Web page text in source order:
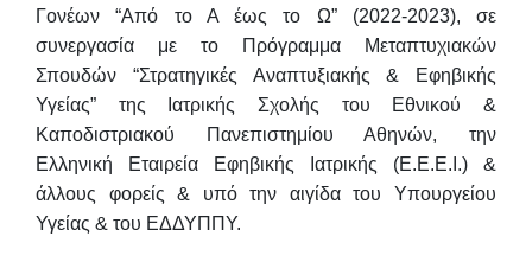
Γονέων “Από το Α έως το Ω” (2022-2023), σε
συνεργασία με το Πρόγραμμα Μεταπτυχιακών
Σπουδών “Στρατηγικές Αναπτυξιακής & Εφηβικής
Υγείας” της Ιατρικής Σχολής του Εθνικού &
Καποδιστριακού Πανεπιστημίου Αθηνών, την
Ελληνική Εταιρεία Εφηβικής Ιατρικής (Ε.Ε.Ε.Ι.) &
άλλους φορείς & υπό την αιγίδα του Υπουργείου
Υγείας & του ΕΔΔΥΠΠΥ.